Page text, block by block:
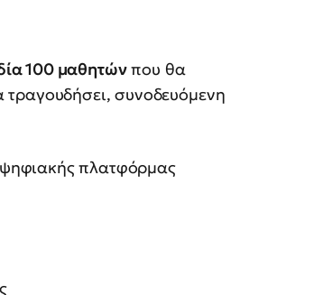
100 μαθητώνπου θα
τραγουδήσει, συνοδευόμενη
πλατφόρμας